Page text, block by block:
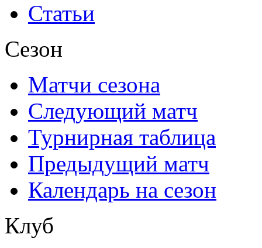
Статьи
Сезон
Матчи сезона
Следующий матч
Турнирная таблица
Предыдущий матч
Календарь на сезон
Клуб